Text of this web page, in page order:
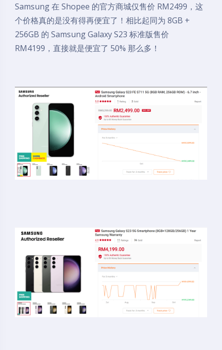
Samsung 在 Shopee 的官方商城仅售价 RM2499，这
个价格真的是没有得再便宜了！相比起同为 8GB +
256GB 的 Samsung Galaxy S23 标准版售价
RM4199，直接就是便宜了 50% 那么多！